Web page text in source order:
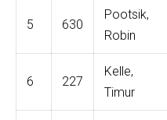
5 630
Pootsik,
Robin
6 227
Kelle,
Timur